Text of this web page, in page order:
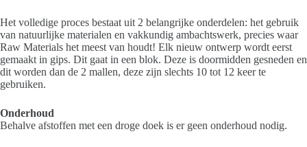
Het volledige proces bestaat uit 2 belangrijke onderdelen: het gebruik
van natuurlijke materialen en vakkundig ambachtswerk, precies waar
Raw Materials het meest van houdt! Elk nieuw ontwerp wordt eerst
gemaakt in gips. Dit gaat in een blok. Deze is doormidden gesneden en
dit worden dan de 2 mallen, deze zijn slechts 10 tot 12 keer te
gebruiken.
Onderhoud
Behalve afstoffen met een droge doek is er geen onderhoud nodig.